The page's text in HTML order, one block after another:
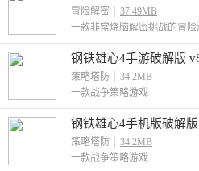
冒险解密
37.49MB
一款非常烧脑解密挑战的冒险
钢铁雄心4手游破解版
策略塔防
34.2MB
一款战争策略游戏
钢铁雄心4手机版破解
策略塔防
34.2MB
一款战争策略游戏